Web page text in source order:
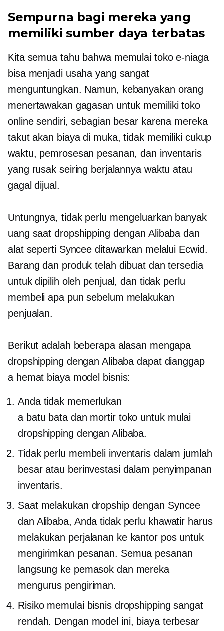
Sempurna bagi mereka yang
memiliki sumber daya terbatas
Kita semua tahu bahwa memulai toko e-niaga
bisa menjadi usaha yang sangat
menguntungkan. Namun, kebanyakan orang
menertawakan gagasan untuk memiliki toko
online sendiri, sebagian besar karena mereka
takut akan biaya di muka, tidak memiliki cukup
waktu, pemrosesan pesanan, dan inventaris
yang rusak seiring berjalannya waktu atau
gagal dijual.
Untungnya, tidak perlu mengeluarkan banyak
uang saat dropshipping dengan Alibaba dan
alat seperti Syncee ditawarkan melalui Ecwid.
Barang dan produk telah dibuat dan tersedia
untuk dipilih oleh penjual, dan tidak perlu
membeli apa pun sebelum melakukan
penjualan.
Berikut adalah beberapa alasan mengapa
dropshipping dengan Alibaba dapat dianggap
a hemat biayamodel bisnis:
Anda tidak memerlukan
a batu bata dan mortirtoko untuk mulai
dropshipping dengan Alibaba.
Tidak perlu membeli inventaris dalam jumlah
besar atau berinvestasi dalam penyimpanan
inventaris.
Saat melakukan dropship dengan Syncee
dan Alibaba, Anda tidak perlu khawatir harus
melakukan perjalanan ke kantor pos untuk
mengirimkan pesanan. Semua pesanan
langsung ke pemasok dan mereka
mengurus pengiriman.
Risiko memulai bisnis dropshipping sangat
rendah. Dengan model ini, biaya terbesar